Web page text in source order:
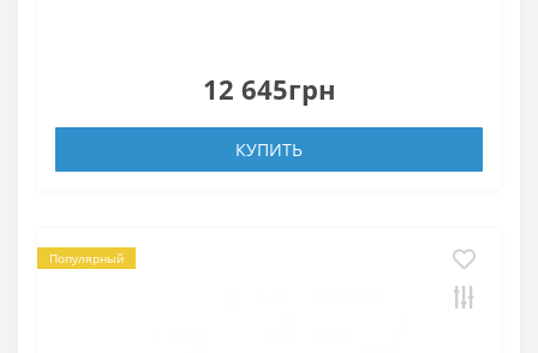
12 645грн
КУПИТЬ
Популярный